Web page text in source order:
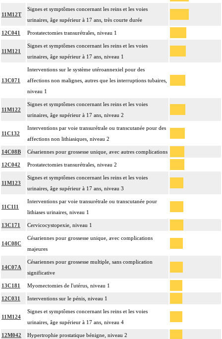
11M12T
Signes et symptômes concernant les reins et les voies
urinaires, âge supérieur à 17 ans, très courte durée
12C041 Prostatectomies transurétrales, niveau 1
11M121
Signes et symptômes concernant les reins et les voies
urinaires, âge supérieur à 17 ans, niveau 1
13C071
Interventions sur le système utéroannexiel pour des
affections non malignes, autres que les interruptions tubaires,
niveau 1
11M122
Signes et symptômes concernant les reins et les voies
urinaires, âge supérieur à 17 ans, niveau 2
11C132
Interventions par voie transurétrale ou transcutanée pour des
affections non lithiasiques, niveau 2
14C08B Césariennes pour grossesse unique, avec autres complications
12C042 Prostatectomies transurétrales, niveau 2
11M123
Signes et symptômes concernant les reins et les voies
urinaires, âge supérieur à 17 ans, niveau 3
11C111
Interventions par voie transurétrale ou transcutanée pour
lithiases urinaires, niveau 1
13C171 Cervicocystopexie, niveau 1
14C08C
Césariennes pour grossesse unique, avec complications
majeures
14C07A
Césariennes pour grossesse multiple, sans complication
significative
13C181 Myomectomies de l'utérus, niveau 1
12C031 Interventions sur le pénis, niveau 1
11M124
Signes et symptômes concernant les reins et les voies
urinaires, âge supérieur à 17 ans, niveau 4
12M042 Hypertrophie prostatique bénigne, niveau 2